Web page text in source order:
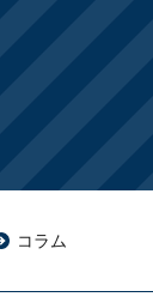
コラム